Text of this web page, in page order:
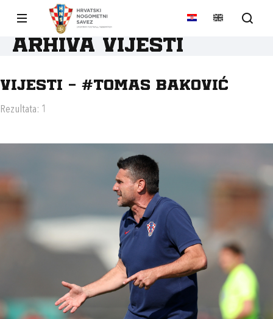
Arhiva vijesti
Vijesti - #TOMAS BAKOVIĆ
Rezultata: 1